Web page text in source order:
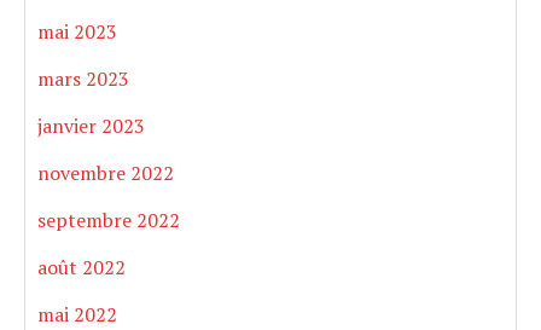
mai 2023
mars 2023
janvier 2023
novembre 2022
septembre 2022
août 2022
mai 2022